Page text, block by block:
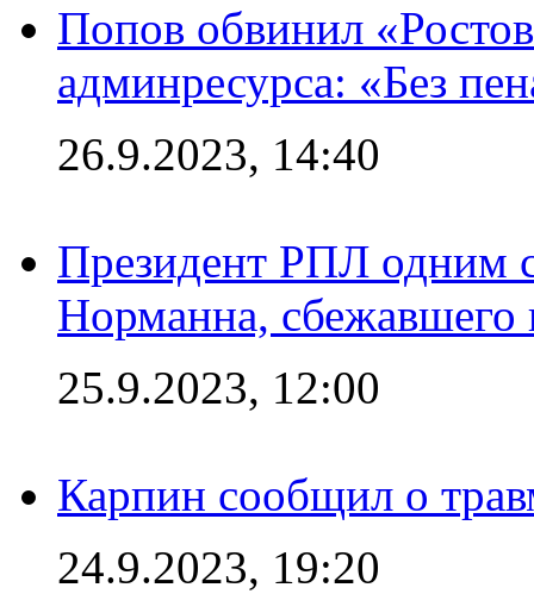
Попов обвинил
админресурса: «Без
26.9.2023, 14:40
Президент РПЛ одним
Норманна, сбежавшего
25.9.2023, 12:00
Карпин сообщил о
24.9.2023, 19:20